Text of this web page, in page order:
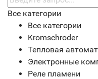
Все категории
Все категории
Kromschroder
Тепловая
Электронные
Реле пламени